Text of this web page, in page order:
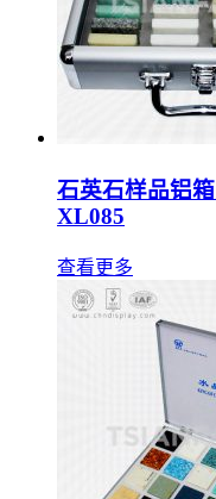
石英石样品铝
XL085
查看更多